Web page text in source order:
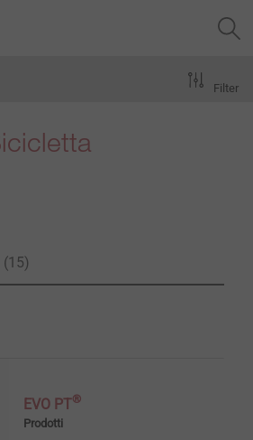
(15)
Filter
EVO PT®
Prodotti